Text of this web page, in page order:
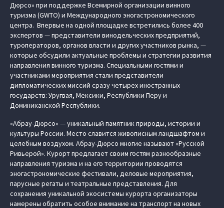
Дюрсо» при поддержке Всемирной организации винного
туризма (GWTO) и Международного эногастрономического
центра. Впервые на одной площадке встретились более 400
экспертов — представители винодельческих предприятий,
туроператоров, органов власти и других участников рынка, —
которые обсудили актуальные проблемы и стратегии развития
направления винного туризма. Специальными гостями и
участниками мероприятия стали представители
дипломатических миссий сразу четырех иностранных
государств: Уругвая, Мексики, Республики Перу и
Доминиканской Республики.
«Абрау-Дюрсо» — уникальный памятник природы, истории и
культуры России. Место славится живописным ландшафтом и
целебным воздухом. Абрау-Дюрсо многие называют «Русской
Ривьерой». Курорт предлагает своим гостям разнообразные
направления туризма и на его территории проводятся
эногастрономические фестивали, деловые мероприятия,
парусные регаты и театральные представления. Для
сохранения уникальной экосистемы курорта организаторы
намерены обратить особое внимание на транспорт на новых